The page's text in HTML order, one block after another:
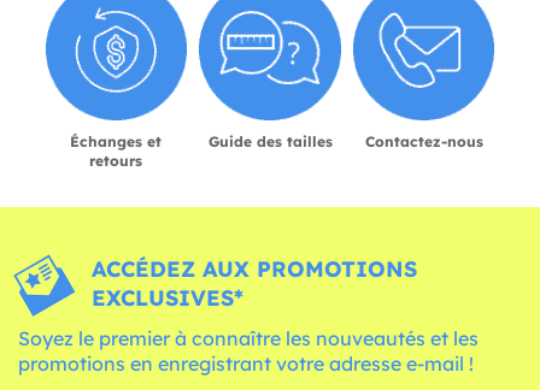
Échanges et
retours
Guide des tailles Contactez-nous
ACCÉDEZ AUX PROMOTIONS
EXCLUSIVES*
Soyez le premier à connaître les nouveautés et les
promotions en enregistrant votre adresse e-mail !